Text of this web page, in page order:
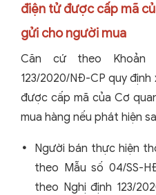
điện tử được cấp mã
gửi cho người mua
Căn cứ theo Khoản
123/2020/NĐ-CP quy
được cấp mã của Cơ
mua hàng nếu phát hiện
Người bán thực hiện
theo Mẫu số 04/SS-
theo Nghị định 123/